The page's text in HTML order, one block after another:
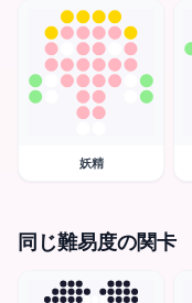
妖精
同じ難易度の関卡